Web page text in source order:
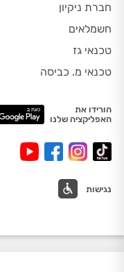
חברת ניקיון
חשמלאים
טכנאי גז
טכנאי מ. כביסה
הורידו את
האפליקציה שלנו
נגישות